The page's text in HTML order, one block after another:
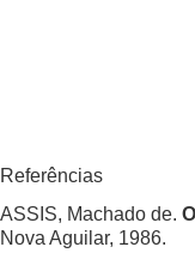
Referências
ASSIS, Machado de.
Nova Aguilar, 1986.